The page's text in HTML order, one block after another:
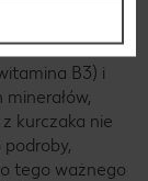
dużo
witamin z
B3) i
kurczaka nie
tego ważnego